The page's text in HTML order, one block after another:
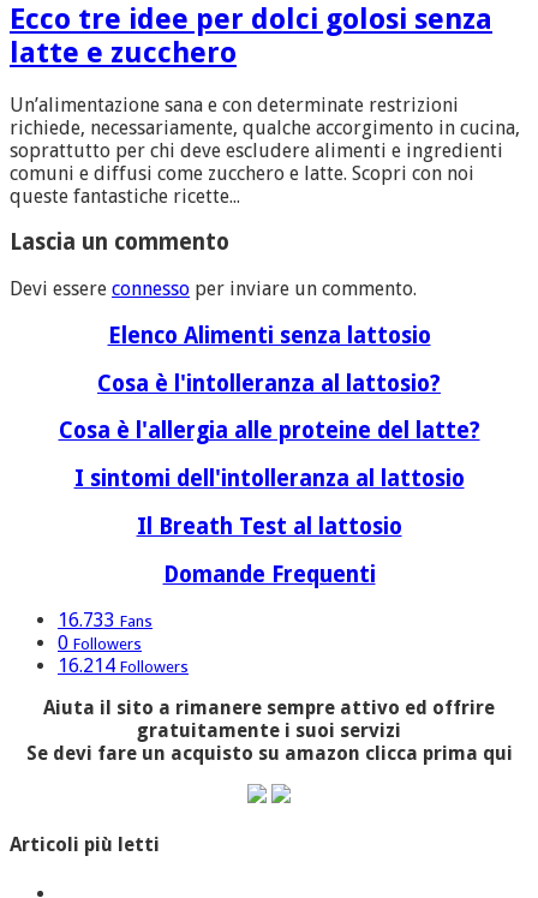
Ecco tre idee per dolci golosi senza
latte e zucchero
Un’alimentazione sana e con determinate restrizioni
richiede, necessariamente, qualche accorgimento in cucina,
soprattutto per chi deve escludere alimenti e ingredienti
comuni e diffusi come zucchero e latte. Scopri con noi
queste fantastiche ricette...
Lascia un commento
Devi essere connesso per inviare un commento.
Elenco Alimenti senza lattosio
Cosa è l'intolleranza al lattosio?
Cosa è l'allergia alle proteine del latte?
I sintomi dell'intolleranza al lattosio
Il Breath Test al lattosio
Domande Frequenti
16.733 Fans
0 Followers
16.214 Followers
Aiuta il sito a rimanere sempre attivo ed offrire
gratuitamente i suoi servizi
Se devi fare un acquisto su amazon clicca prima qui
Articoli più letti